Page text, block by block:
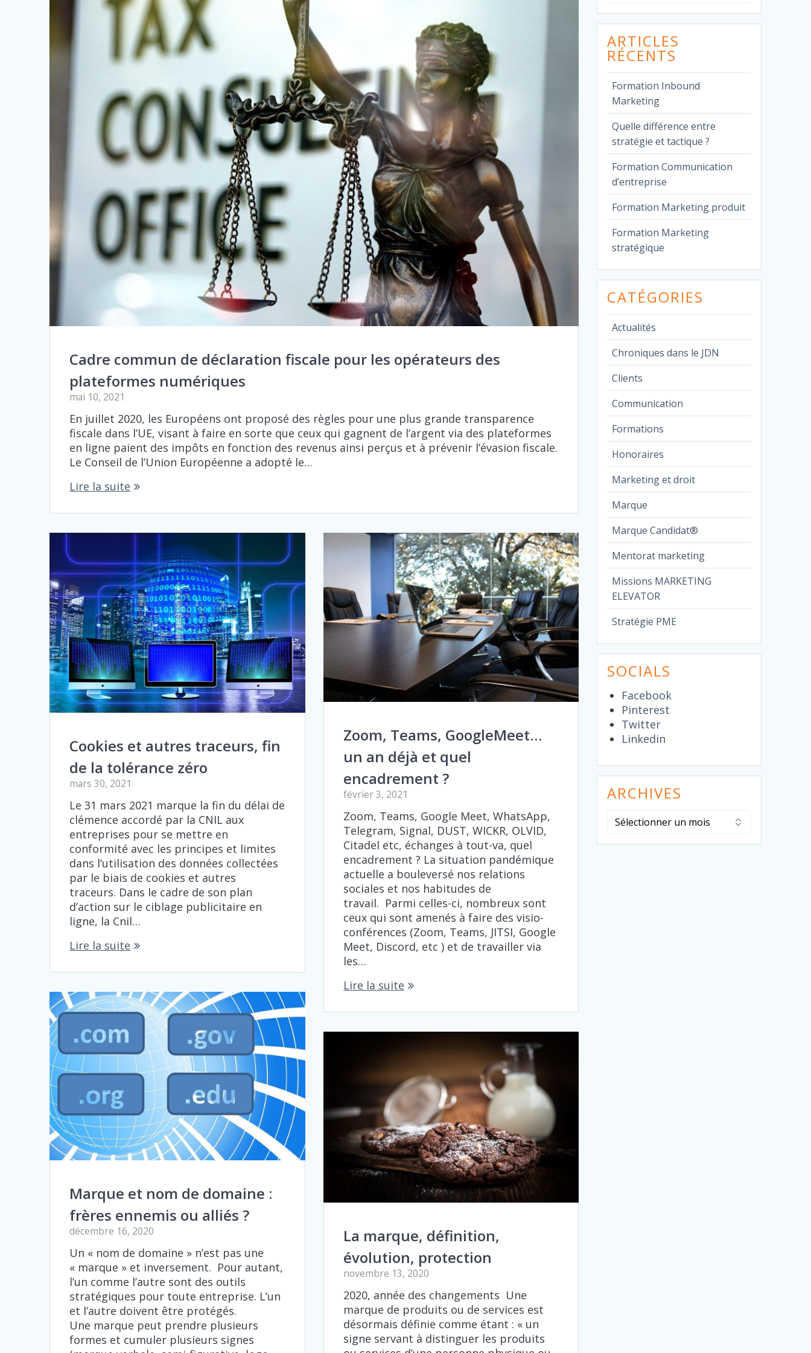
Cadre commun de déclaration fiscale pour les opérateurs des
plateformes numériques
mai 10, 2021
En juillet 2020, les Européens ont proposé des règles pour une plus grande transparence
fiscale dans l’UE, visant à faire en sorte que ceux qui gagnent de l’argent via des plateformes
en ligne paient des impôts en fonction des revenus ainsi perçus et à prévenir l’évasion fiscale.
Le Conseil de l’Union Européenne a adopté le…
Lire la suite
Cookies et autres traceurs, fin
de la tolérance zéro
mars 30, 2021
Le 31 mars 2021 marque la fin du délai de
clémence accordé par la CNIL aux
entreprises pour se mettre en
conformité avec les principes et limites
dans l’utilisation des données collectées
par le biais de cookies et autres
traceurs. Dans le cadre de son plan
d’action sur le ciblage publicitaire en
ligne, la Cnil…
Lire la suite
Zoom, Teams, GoogleMeet…
un an déjà et quel
encadrement ?
février 3, 2021
Zoom, Teams, Google Meet, WhatsApp,
Telegram, Signal, DUST, WICKR, OLVID,
Citadel etc, échanges à tout-va, quel
encadrement ? La situation pandémique
actuelle a bouleversé nos relations
sociales et nos habitudes de
travail. Parmi celles-ci, nombreux sont
ceux qui sont amenés à faire des visio-
conférences (Zoom, Teams, JITSI, Google
Meet, Discord, etc ) et de travailler via
les…
Lire la suite
Marque et nom de domaine :
frères ennemis ou alliés ?
décembre 16, 2020
Un « nom de domaine » n’est pas une
« marque » et inversement. Pour autant,
l’un comme l’autre sont des outils
stratégiques pour toute entreprise. L’un
et l’autre doivent être protégés.
Une marque peut prendre plusieurs
formes et cumuler plusieurs signes
La marque, définition,
évolution, protection
novembre 13, 2020
2020, année des changements Une
marque de produits ou de services est
désormais définie comme étant : « un
signe servant à distinguer les produits
:
ARTICLES
RÉCENTS
Formation Inbound
Marketing
Quelle différence entre
stratégie et tactique ?
Formation Communication
d’entreprise
Formation Marketing produit
Formation Marketing
stratégique
CATÉGORIES
Actualités
Chroniques dans le JDN
Clients
Communication
Formations
Honoraires
Marketing et droit
Marque
Marque Candidat®
Mentorat marketing
Missions MARKETING
ELEVATOR
Stratégie PME
SOCIALS
Facebook
Pinterest
Twitter
Linkedin
ARCHIVES
Archives